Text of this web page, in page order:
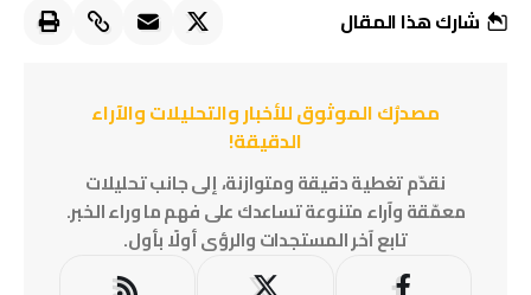
شارك هذا المقال
مصدرُك الموثوق للأخبار والتحليلات والآراء
الدقيقة!
نقدّم تغطية دقيقة ومتوازنة، إلى جانب تحليلات
معمّقة وآراء متنوعة تساعدك على فهم ما وراء الخبر.
تابع آخر المستجدات والرؤى أولًا بأول.